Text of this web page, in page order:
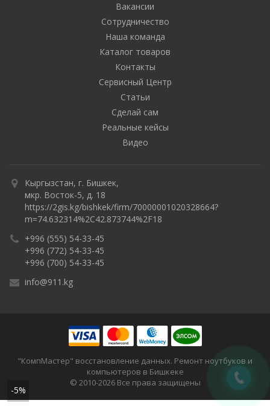
Вакансии
Сотрудничество
Наша команда
Каталог товаров
Контакты
Сервисный Центр
Статьи
Сделай сам
Реальные кейсы
Видео
Кыргызстан, г. Бишкек,
мкр. Восток-5, д. 18
https://2gis.kg/bishkek/firm/70000001020328664?
m=74.632314%2C42.873744%2F18
+996 (555) 54-33-45
+996 (772) 54-33-45
+996 (700) 54-33-45
info@911.kg
"КомпМастер" восстановление данных. Ремонт ноутбуков и
компьютеров в Бишкеке
© 2010-2026 Все права защищены
-5%